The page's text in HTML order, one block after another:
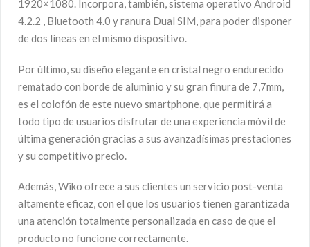
1920×1080. Incorpora, también, sistema operativo Android
4.2.2 , Bluetooth 4.0 y ranura Dual SIM, para poder disponer
de dos líneas en el mismo dispositivo.
Por último, su diseño elegante en cristal negro endurecido
rematado con borde de aluminio y su gran finura de 7,7mm,
es el colofón de este nuevo smartphone, que permitirá a
todo tipo de usuarios disfrutar de una experiencia móvil de
última generación gracias a sus avanzadísimas prestaciones
y su competitivo precio.
Además, Wiko ofrece a sus clientes un servicio post-venta
altamente eficaz, con el que los usuarios tienen garantizada
una atención totalmente personalizada en caso de que el
producto no funcione correctamente.